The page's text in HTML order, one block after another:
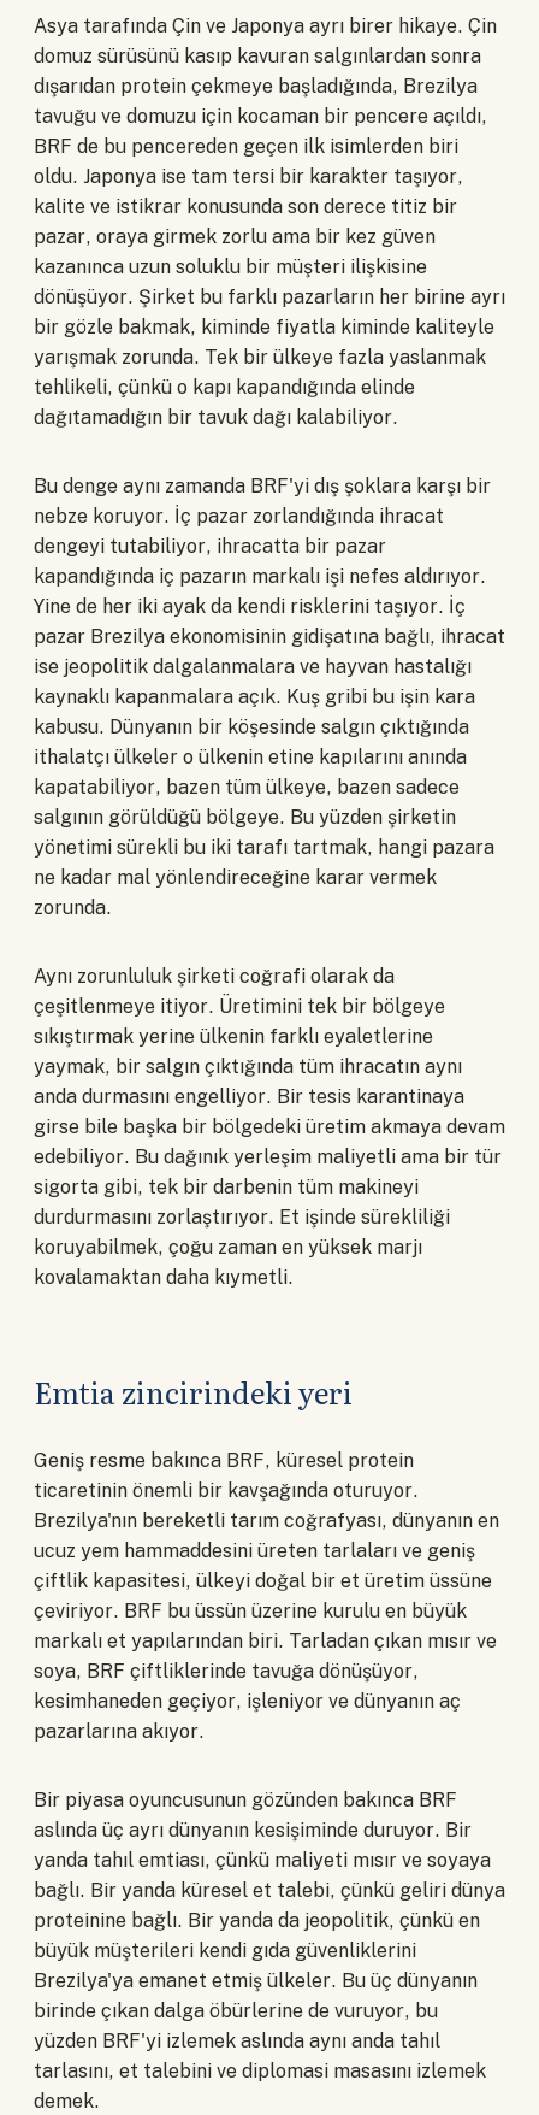
Asya tarafında Çin ve Japonya ayrı birer hikaye. Çin
domuz sürüsünü kasıp kavuran salgınlardan sonra
dışarıdan protein çekmeye başladığında, Brezilya
tavuğu ve domuzu için kocaman bir pencere açıldı,
BRF de bu pencereden geçen ilk isimlerden biri
oldu. Japonya ise tam tersi bir karakter taşıyor,
kalite ve istikrar konusunda son derece titiz bir
pazar, oraya girmek zorlu ama bir kez güven
kazanınca uzun soluklu bir müşteri ilişkisine
dönüşüyor. Şirket bu farklı pazarların her birine ayrı
bir gözle bakmak, kiminde fiyatla kiminde kaliteyle
yarışmak zorunda. Tek bir ülkeye fazla yaslanmak
tehlikeli, çünkü o kapı kapandığında elinde
dağıtamadığın bir tavuk dağı kalabiliyor.
Bu denge aynı zamanda BRF'yi dış şoklara karşı bir
nebze koruyor. İç pazar zorlandığında ihracat
dengeyi tutabiliyor, ihracatta bir pazar
kapandığında iç pazarın markalı işi nefes aldırıyor.
Yine de her iki ayak da kendi risklerini taşıyor. İç
pazar Brezilya ekonomisinin gidişatına bağlı, ihracat
ise jeopolitik dalgalanmalara ve hayvan hastalığı
kaynaklı kapanmalara açık. Kuş gribi bu işin kara
kabusu. Dünyanın bir köşesinde salgın çıktığında
ithalatçı ülkeler o ülkenin etine kapılarını anında
kapatabiliyor, bazen tüm ülkeye, bazen sadece
salgının görüldüğü bölgeye. Bu yüzden şirketin
yönetimi sürekli bu iki tarafı tartmak, hangi pazara
ne kadar mal yönlendireceğine karar vermek
zorunda.
Aynı zorunluluk şirketi coğrafi olarak da
çeşitlenmeye itiyor. Üretimini tek bir bölgeye
sıkıştırmak yerine ülkenin farklı eyaletlerine
yaymak, bir salgın çıktığında tüm ihracatın aynı
anda durmasını engelliyor. Bir tesis karantinaya
girse bile başka bir bölgedeki üretim akmaya devam
edebiliyor. Bu dağınık yerleşim maliyetli ama bir tür
sigorta gibi, tek bir darbenin tüm makineyi
durdurmasını zorlaştırıyor. Et işinde sürekliliği
koruyabilmek, çoğu zaman en yüksek marjı
kovalamaktan daha kıymetli.
Emtia zincirindeki yeri
Geniş resme bakınca BRF, küresel protein
ticaretinin önemli bir kavşağında oturuyor.
Brezilya'nın bereketli tarım coğrafyası, dünyanın en
ucuz yem hammaddesini üreten tarlaları ve geniş
çiftlik kapasitesi, ülkeyi doğal bir et üretim üssüne
çeviriyor. BRF bu üssün üzerine kurulu en büyük
markalı et yapılarından biri. Tarladan çıkan mısır ve
soya, BRF çiftliklerinde tavuğa dönüşüyor,
kesimhaneden geçiyor, işleniyor ve dünyanın aç
pazarlarına akıyor.
Bir piyasa oyuncusunun gözünden bakınca BRF
aslında üç ayrı dünyanın kesişiminde duruyor. Bir
yanda tahıl emtiası, çünkü maliyeti mısır ve soyaya
bağlı. Bir yanda küresel et talebi, çünkü geliri dünya
proteinine bağlı. Bir yanda da jeopolitik, çünkü en
büyük müşterileri kendi gıda güvenliklerini
Brezilya'ya emanet etmiş ülkeler. Bu üç dünyanın
birinde çıkan dalga öbürlerine de vuruyor, bu
yüzden BRF'yi izlemek aslında aynı anda tahıl
tarlasını, et talebini ve diplomasi masasını izlemek
demek.